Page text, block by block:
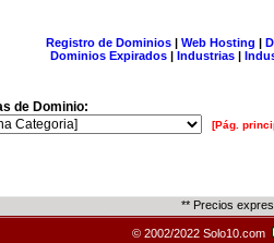
Registro de Dominios| Web Hosting |
Dominios Expirados | Industrias |
de Dominio:
[Pág.
** Precios
© 2002/2022 Solo10.com